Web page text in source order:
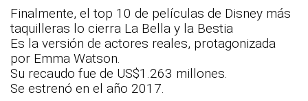
Finalmente, el top 10 de películas de Disney más
taquilleras lo cierra La Bella y la Bestia
Es la versión de actores reales, protagonizada
por Emma Watson.
Su recaudo fue de US$1.263 millones.
Se estrenó en el año 2017.